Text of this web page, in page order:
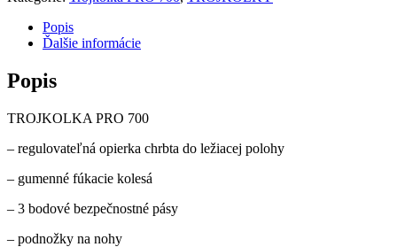
Popis
Ďalšie informácie
Popis
TROJKOLKA PRO 700
– regulovateľná opierka chrbta do ležiacej polohy
– gumenné fúkacie kolesá
– 3 bodové bezpečnostné pásy
– podnožky na nohy